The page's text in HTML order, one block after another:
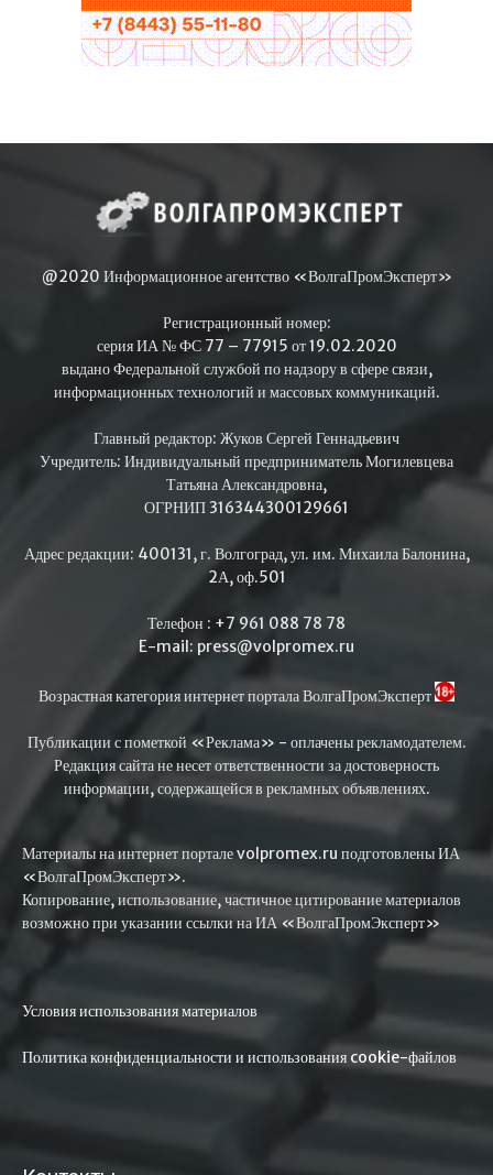
@2020 Информационное агентство «ВолгаПромЭксперт»
Регистрационный номер:
серия ИА № ФС 77 – 77915 от 19.02.2020
выдано Федеральной службой по надзору в сфере связи,
информационных технологий и массовых коммуникаций.
Главный редактор: Жуков Сергей Геннадьевич
Учредитель: Индивидуальный предприниматель Могилевцева
Татьяна Александровна,
ОГРНИП 316344300129661
Адрес редакции: 400131, г. Волгоград, ул. им. Михаила Балонина,
2А, оф.501
Телефон : +7 961 088 78 78
E-mail: press@volpromex.ru
Возрастная категория интернет портала ВолгаПромЭксперт
Публикации с пометкой «Реклама» - оплачены рекламодателем.
Редакция сайта не несет ответственности за достоверность
информации, содержащейся в рекламных объявлениях.
Материалы на интернет портале volpromex.ru подготовлены ИА
«ВолгаПромЭксперт».
Копирование, использование, частичное цитирование материалов
возможно при указании ссылки на ИА «ВолгаПромЭксперт»
Условия использования материалов
Политика конфиденциальности и использования cookie-файлов